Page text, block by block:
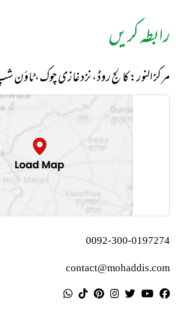
رابطہ کریں
مرکز النور: کالج روڈ، نزد غازی چوک، ٹاؤن
0092-300-0197274
contact@mohaddis.com